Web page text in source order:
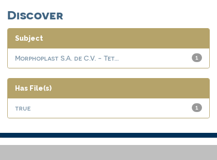
Discover
Subject
1
Morphoplast S.A. de C.V. - Tet...
Has File(s)
1
true